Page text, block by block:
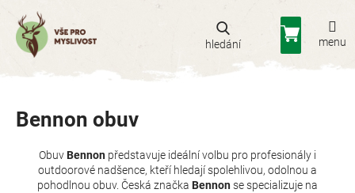
obsah
Nákupní
košík
Bennon obuv
ObuvBennon představuje ideální volbu pro profesionály i
outdoorové nadšence, kteří hledají spolehlivou, odolnou a
pohodlnou obuv. Česká značka Bennonse specializuje na